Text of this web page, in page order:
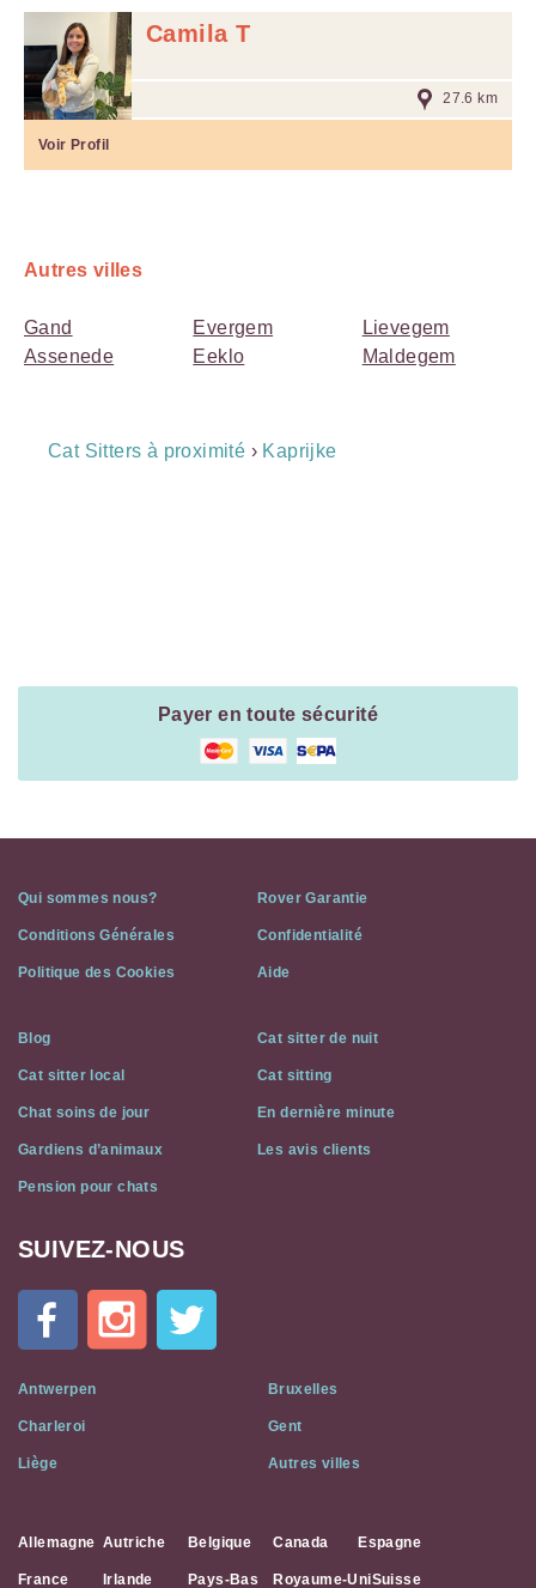
Camila T
27.6 km
Voir Profil
Autres villes
Gand
Assenede
Evergem
Eeklo
Lievegem
Maldegem
Breadcrumb
Cat Sitters à proximité › Kaprijke
Payer en toute sécurité
Qui sommes nous? Rover Garantie
Conditions Générales Confidentialité
Politique des Cookies Aide
Blog Cat sitter de nuit
Cat sitter local Cat sitting
Chat soins de jour En dernière minute
Gardiens d’animaux Les avis clients
Pension pour chats
Cat
Flat
Social
Media
SUIVEZ-NOUS
Antwerpen Bruxelles
Charleroi Gent
Liège Autres villes
Allemagne Autriche Belgique Canada Espagne
France Irlande Pays-Bas Royaume-UniSuisse